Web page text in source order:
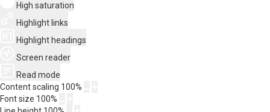
High saturation
Highlight links
Highlight headings
Screen reader
Read mode
Content scaling 100%
Font size 100%